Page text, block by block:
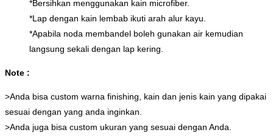
*Bersihkan menggunakan kain microfiber.
*Lap dengan kain lembab ikuti arah alur kayu.
*Apabila noda membandel boleh gunakan air kemudian
langsung sekali dengan lap kering.
Note :
>Anda bisa custom warna finishing, kain dan jenis kain yang dipakai
sesuai dengan yang anda inginkan.
>Anda juga bisa custom ukuran yang sesuai dengan Anda.